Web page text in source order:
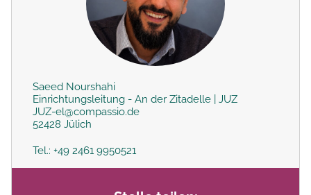
Saeed Nourshahi
Einrichtungsleitung - An der Zitadelle | JUZ
JUZ-el@compassio.de
52428 Jülich
Tel.: +49 2461 9950521